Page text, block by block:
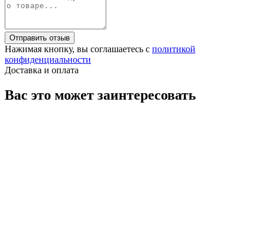
Отправить отзыв
Нажимая кнопку, вы соглашаетесь с политикой
конфиденциальности
Доставка и оплата
Вас это может заинтересовать